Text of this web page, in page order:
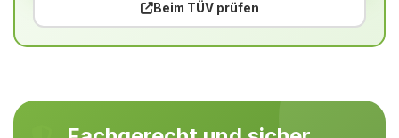
Beim TÜV prüfen